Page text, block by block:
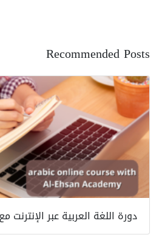
Recommended Posts
دورة اللغة العربية عبر الإنترنت